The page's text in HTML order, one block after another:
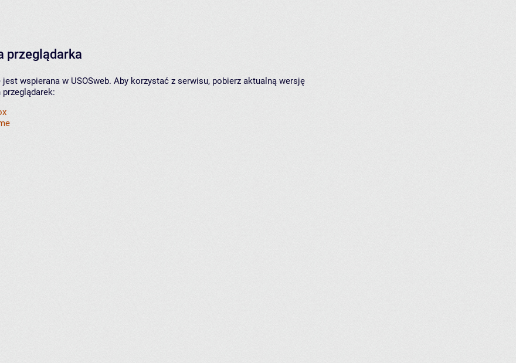
przeglądarka
jest wspierana w USOSweb. Aby korzystać z serwisu, pobierz aktualną wersję